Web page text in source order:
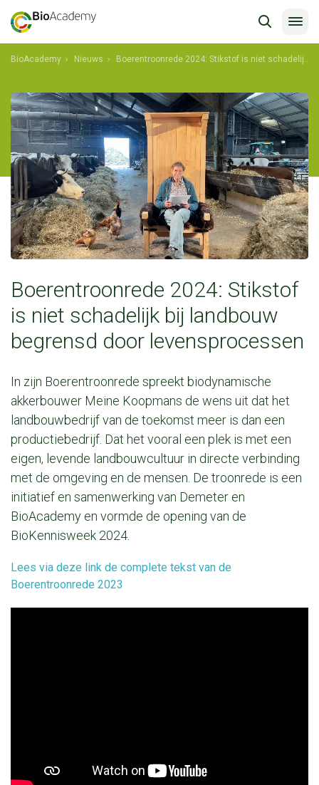
BioAcademy Nieuws Boerentroonrede 2024: Stikstof is niet schadelijk bij landbouw begrensd door levensprocessen
Boerentroonrede 2024: Stikstof
is niet schadelijk bij landbouw
begrensd door levensprocessen
In zijn Boerentroonrede spreekt biodynamische
akkerbouwer Meine Koopmans de wens uit dat het
landbouwbedrijf van de toekomst meer is dan een
productiebedrijf. Dat het vooral een plek is met een
eigen, levende landbouwcultuur in directe verbinding
met de omgeving en de mensen. De troonrede is een
initiatief en samenwerking van Demeter en
BioAcademy en vormde de opening van de
BioKennisweek 2024.
Lees via deze link de complete tekst van de
Boerentroonrede 2023